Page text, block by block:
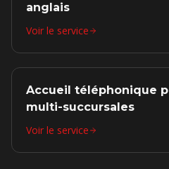
anglais
Voir le service
Accueil téléphonique
multi-succursales
Voir le service